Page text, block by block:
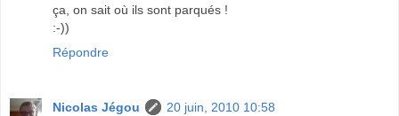
ça, on sait où ils sont parqués !
:-))
Répondre
Nicolas Jégou
20 juin, 2010 10:58